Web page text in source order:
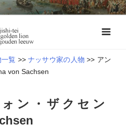
ナッサウ伯の軍制改革
金獅子亭 本
覧 >> ナッサウ家の人物 >> アン
von Sachsen
ン・ザクセン